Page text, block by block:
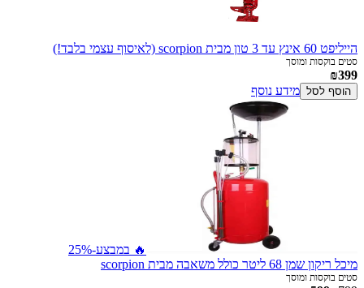
הייליפט 60 אינץ עד 3 טון מבית scorpion (לאיסוף עצמי בלבד!)
סטים בוקסות ומוסך
₪399
הוסף לסל מידע נוסף
🔥 במבצע-25%
מיכל ריקון שמן 68 ליטר כולל משאבה מבית scorpion
סטים בוקסות ומוסך